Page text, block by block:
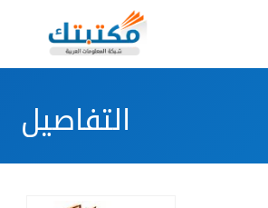
التفاصيل